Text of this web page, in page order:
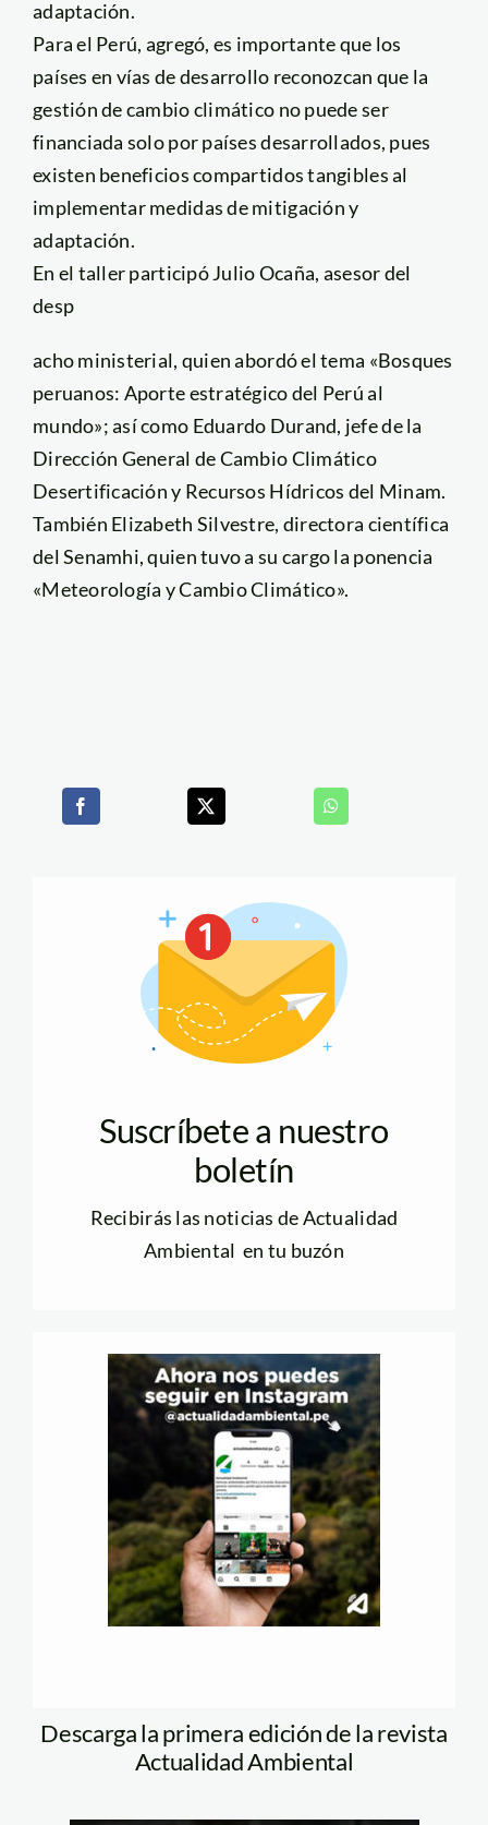
adaptación.
Para el Perú, agregó, es importante que los
países en vías de desarrollo reconozcan que la
gestión de cambio climático no puede ser
financiada solo por países desarrollados, pues
existen beneficios compartidos tangibles al
implementar medidas de mitigación y
adaptación.
En el taller participó Julio Ocaña, asesor del
desp
acho ministerial, quien abordó el tema «Bosques
peruanos: Aporte estratégico del Perú al
mundo»; así como Eduardo Durand, jefe de la
Dirección General de Cambio Climático
Desertificación y Recursos Hídricos del Minam.
También Elizabeth Silvestre, directora científica
del Senamhi, quien tuvo a su cargo la ponencia
«Meteorología y Cambio Climático».
Suscríbete a nuestro
boletín
Recibirás las noticias de Actualidad
Ambiental en tu buzón
Descarga la primera edición de la revista
Actualidad Ambiental